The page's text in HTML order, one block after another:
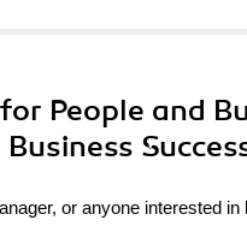
People and
or anyone interested